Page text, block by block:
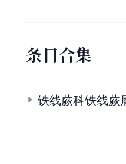
条目合集
铁线蕨科铁线蕨